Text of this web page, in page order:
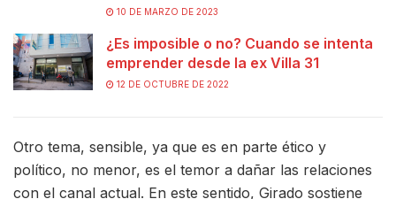
10 DE MARZO DE 2023
¿Es imposible o no? Cuando se intenta
emprender desde la ex Villa 31
12 DE OCTUBRE DE 2022
Otro tema, sensible, ya que es en parte ético y
político, no menor, es el temor a dañar las relaciones
con el canal actual. En este sentido, Girado sostiene